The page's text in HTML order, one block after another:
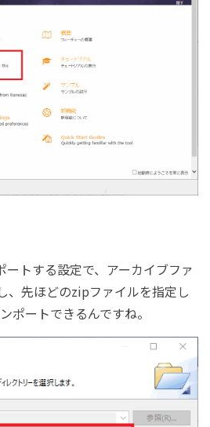
ートする設定で、アーカイブファ
、先ほどのzipファイルを指定し
ポートできるんですね。